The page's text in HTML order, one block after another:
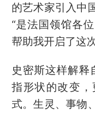
的艺术家引入中
“是法国领馆各
帮助我开启了这
史密斯这样解释
指形状的改变
式。生灵、事物